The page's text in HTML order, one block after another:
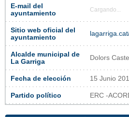
E-mail del
ayuntamiento
Cargando...
Sitio web oficial del
ayuntamiento
Alcalde municipal de
La Garriga
Dolors
Fecha de elección 15 Junio
Partido político ERC -